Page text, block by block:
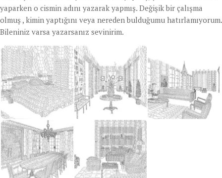
yaparken o cismin adını yazarak yapmış. Değişik bir çalışma
olmuş , kimin yaptığını veya nereden bulduğumu hatırlamıyorum.
Bileniniz varsa yazarsanız sevinirim.